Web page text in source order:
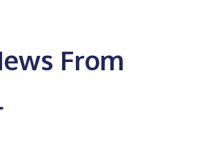
From